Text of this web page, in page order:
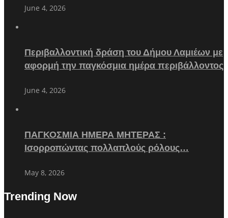
June 4, 2026
Περιβαλλοντική δράση του Δήμου Λαμιέων με
αφορμή την παγκόσμια ημέρα περιβάλλοντος
June 4, 2026
ΠΑΓΚΟΣΜΙΑ ΗΜΕΡΑ ΜΗΤΕΡΑΣ :
Ισορροπώντας πολλαπλούς ρόλους…
May 8, 2026
Trending Now